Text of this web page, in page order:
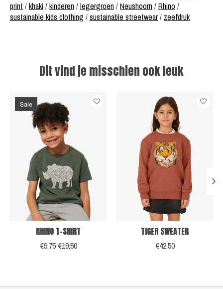
print /khaki/kinderen/legergroen/Neushoorn/Rhino /
sustainable kids clothing /sustainable streetwear/ zeefdruk
Dit vind je misschien ook leuk
Items van productcarrousel
Sale
RHINO T-SHIRT
€9,75€19,50
TIGER SWEATER
€42,50